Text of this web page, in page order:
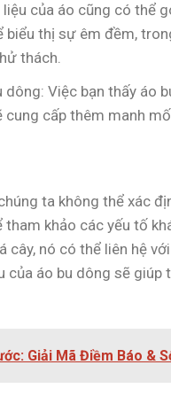
của áo cũng có thể
thị sự êm đềm,
thách.
Việc bạn thấy áo
cấp thêm manh
ta không thể xác
tham khảo các yếu tố
cây, nó có thể liên hệ
của áo bu dông sẽ
Giải Mã Điềm Báo &